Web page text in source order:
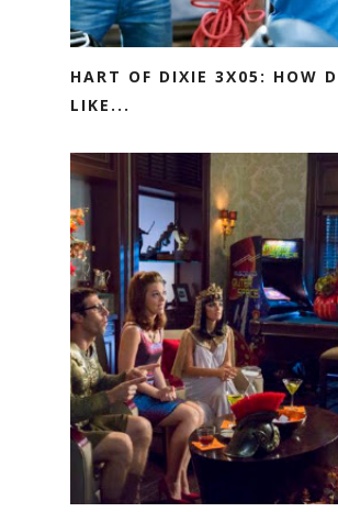
HART OF DIXIE 3X05: HOW
LIKE...